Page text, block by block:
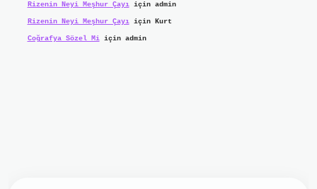
Rizenin Neyi Meşhur Çayıiçin admin
Rizenin Neyi Meşhur Çayıiçin Kurt
Coğrafya Sözel Miiçin admin